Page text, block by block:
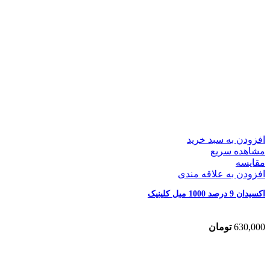
افزودن به سبد خرید
مشاهده سریع
مقایسه
افزودن به علاقه مندی
اکسیدان 9 درصد 1000 میل کلینیک
630,000 تومان